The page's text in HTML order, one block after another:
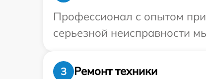
Профессионал с опытом
серьезной неисправности
3
Ремонт техники